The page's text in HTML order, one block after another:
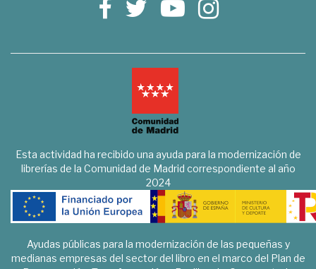
Esta actividad ha recibido una ayuda para la modernización de
librerías de la Comunidad de Madrid correspondiente al año
2024
Ayudas públicas para la modernización de las pequeñas y
medianas empresas del sector del libro en el marco del Plan de